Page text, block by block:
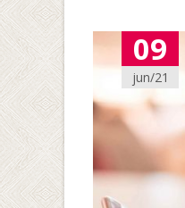
09
jun/21